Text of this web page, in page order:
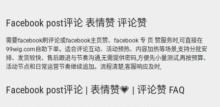
Facebook post评论 表情赞 评论赞
需要facebook刷评论或facebook主页赞、facebook 专 页 赞服务时,可直接在
99wig.com自助下单。适合评论互动、活动预热、内容加热等场景,支持分批安
排、发货较快、售后跟进与节奏沟通,无需提供密码,方便先小量测试,再按预算、
活动节点和日常运营节奏继续追加。流程清楚,客服响应及时,
Facebook post评论 | 表情赞💗 | 评论赞 FAQ